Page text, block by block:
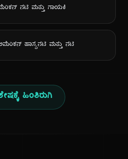
ನಟಿ ಮತ್ತು ಗಾಯಕಿ
ಹಾಸ್ಯನಟಿ ಮತ್ತು ನಟಿ
ಹಿಂತಿರುಗಿ